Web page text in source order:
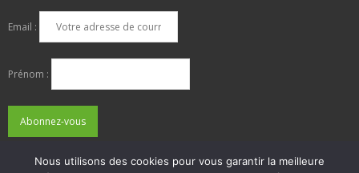
Email :
Prénom :
Nous utilisons des cookies pour vous garantir la meilleure